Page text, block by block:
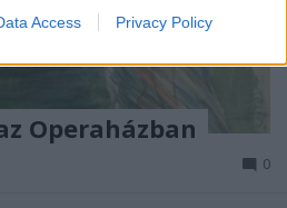
Access Privacy Policy
Operaházban
0